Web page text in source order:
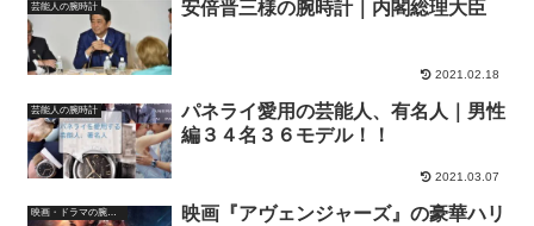
芸能人の腕時計 安倍晋三様の腕時計｜内閣総理大臣
2021.02.18
芸能人の腕時計
パネライ愛用の芸能人、有名人｜男性
編３４名３６モデル！！
2021.03.07
映画・ドラマの腕時計
映画『アヴェンジャーズ』の豪華ハリ